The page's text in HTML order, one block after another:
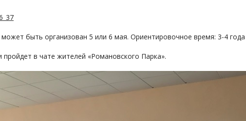
быть организован 5 или 6 мая. Ориентировочное время: 3-4 года
в чате жителей «Романовского Парка».